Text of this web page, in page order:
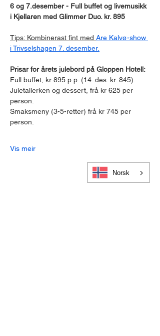
6 og 7.desember - Full buffet og livemusikk
i Kjellaren med Glimmer Duo. kr. 895
Tips: Kombinerast fint med Are Kalvø-show
i Trivselshagen 7. desember.
Prisar for årets julebord på Gloppen Hotell:
Full buffet, kr 895 p.p. (14. des. kr. 845).
Juletallerken og dessert, frå kr 625 per
person.
Smaksmeny (3-5-retter) frå kr 745 per
person.
Vis meir
Norsk